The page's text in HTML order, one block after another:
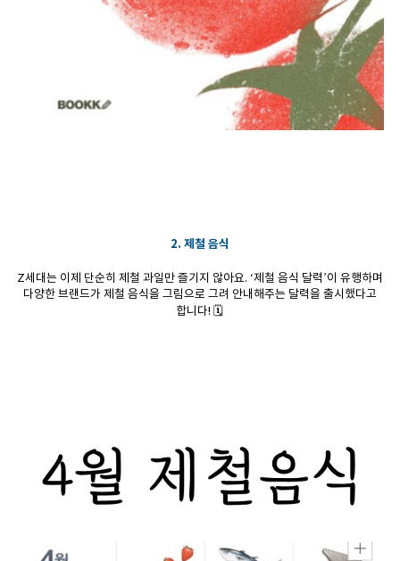
2. 제철 음식
Z세대는 이제 단순히 제철 과일만 즐기지 않아요. ‘제철 음식 달력’이 유행하며
다양한 브랜드가 제철 음식을 그림으로 그려 안내해주는 달력을 출시했다고
합니다! 🗓️